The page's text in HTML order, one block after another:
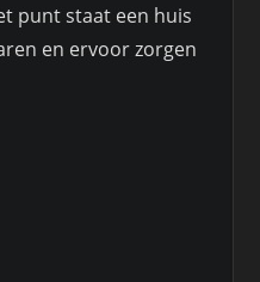
punt staat een huis
en ervoor zorgen